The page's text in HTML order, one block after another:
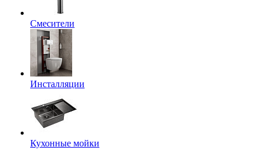
Смесители
Инсталляции
Кухонные мойки